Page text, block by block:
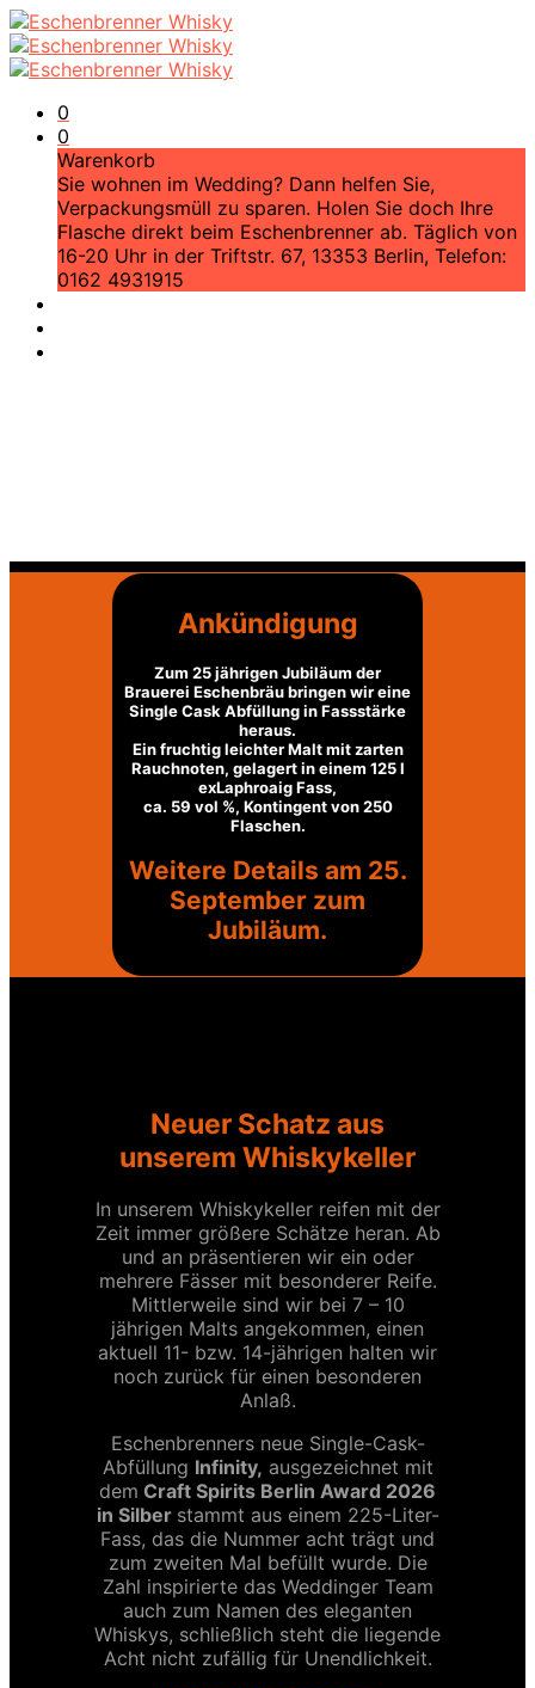
0
0
Warenkorb
Sie wohnen im Wedding? Dann helfen Sie,
Verpackungsmüll zu sparen. Holen Sie doch Ihre
Flasche direkt beim Eschenbrenner ab. Täglich von
16-20 Uhr in der Triftstr. 67, 13353 Berlin, Telefon:
0162 4931915
Ankündigung
Zum 25 jährigen Jubiläum der
Brauerei Eschenbräu bringen wir eine
Single Cask Abfüllung in Fassstärke
heraus.
Ein fruchtig leichter Malt mit zarten
Rauchnoten, gelagert in einem 125 l
exLaphroaig Fass,
ca. 59 vol %, Kontingent von 250
Flaschen.
Weitere Details am 25.
September zum
Jubiläum.
Neuer Schatz aus
unserem Whiskykeller
In unserem Whiskykeller reifen mit der
Zeit immer größere Schätze heran. Ab
und an präsentieren wir ein oder
mehrere Fässer mit besonderer Reife.
Mittlerweile sind wir bei 7 – 10
jährigen Malts angekommen, einen
aktuell 11- bzw. 14-jährigen halten wir
noch zurück für einen besonderen
Anlaß.
Eschenbrenners neue Single-Cask-
Abfüllung Infinity, ausgezeichnet mit
dem Craft Spirits Berlin Award 2026
in Silber stammt aus einem 225-Liter-
Fass, das die Nummer acht trägt und
zum zweiten Mal befüllt wurde. Die
Zahl inspirierte das Weddinger Team
auch zum Namen des eleganten
Whiskys, schließlich steht die liegende
Acht nicht zufällig für Unendlichkeit.